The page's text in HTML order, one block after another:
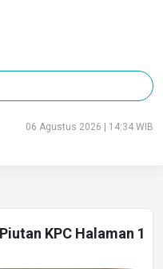
06 Agustus 2026 | 14:34 WIB
KPC Halaman 1